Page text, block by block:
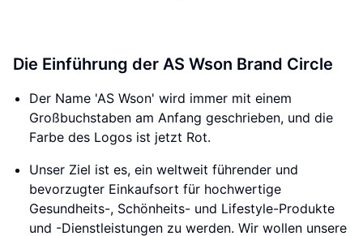
Die Einführung der AS Wson Brand Circle
Der Name 'AS Wson' wird immer mit einem
Großbuchstaben am Anfang geschrieben, und die
Farbe des Logos ist jetzt Rot.
Unser Ziel ist es, ein weltweit führender und
bevorzugter Einkaufsort für hochwertige
Gesundheits-, Schönheits- und Lifestyle-Produkte
und -Dienstleistungen zu werden. Wir wollen unsere